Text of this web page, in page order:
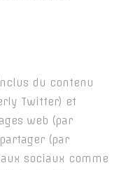
du contenu
Twitter) et
web (par
(par
sociaux comme